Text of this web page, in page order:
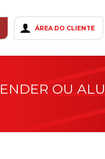
ÁREA DO CLIENTE
OU